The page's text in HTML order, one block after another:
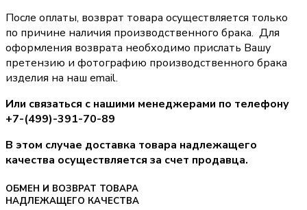
После оплаты, возврат товара осуществляется только
по причине наличия производственного брака. Для
оформления возврата необходимо прислать Вашу
претензию и фотографию производственного брака
изделия на наш email.
Или связаться с нашими менеджерами по телефону
+7-(499)-391-70-89
В этом случае доставка товара надлежащего
качества осуществляется за счет продавца.
ОБМЕН И ВОЗВРАТ ТОВАРА
НАДЛЕЖАЩЕГО КАЧЕСТВА